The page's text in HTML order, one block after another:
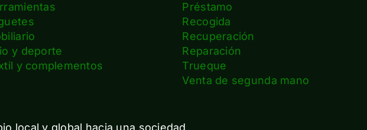
y deporte
y complementos
Préstamo
Recogida
Recuperación
Reparación
Trueque
Venta de segunda mano
local y global hacia una sociedad